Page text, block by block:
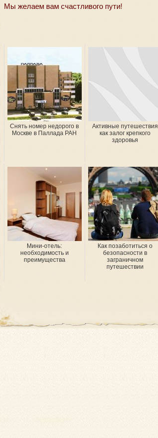
Мы желаем вам счастливого пути!
Снять номер недорого в
Москве в Паллада РАН
Активные путешествия
как залог крепкого
здоровья
Мини-отель:
необходимость и
преимущества
Как позаботиться о
безопасности в
заграничном
путешествии